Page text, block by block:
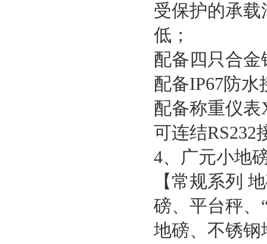
受保护的承
低；
配备四只合
配备IP67防水
配备称重仪表
可连结RS232
4、广元小地
【常规系列
磅、平台秤、
地磅、不锈